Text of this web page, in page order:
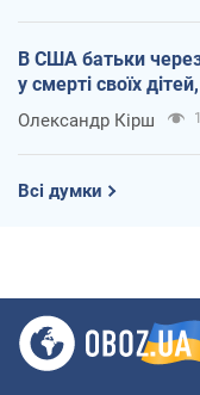
В США батьки
у смерті своїх
Олександр Кірш
Всі думки